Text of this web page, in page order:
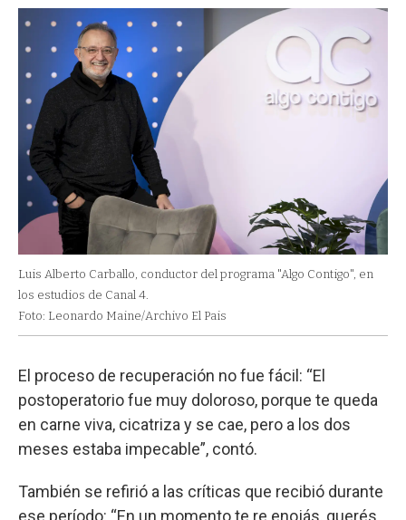
Luis Alberto Carballo, conductor del programa "Algo Contigo", en
los estudios de Canal 4.
Foto: Leonardo Maine/Archivo El Pais
El proceso de recuperación no fue fácil: “El
postoperatorio fue muy doloroso, porque te queda
en carne viva, cicatriza y se cae, pero a los dos
meses estaba impecable”, contó.
También se refirió a las críticas que recibió durante
ese período: “En un momento te re enojás, querés